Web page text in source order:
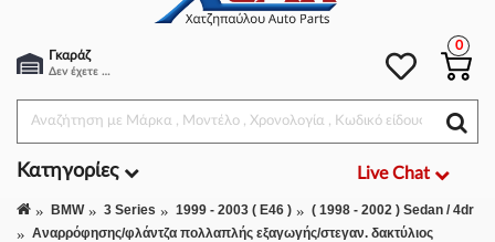
Γκαράζ
Δεν έχετε επιλέξει αμάξι.
0
Κατηγορίες Live Chat
BMW 3 Series 1999 - 2003 ( E46 )
( 1998 - 2002 ) Sedan / 4dr
Αναρρόφησης/φλάντζα πολλαπλής εξαγωγής/στεγαν. δακτύλιος
Φίλτρα